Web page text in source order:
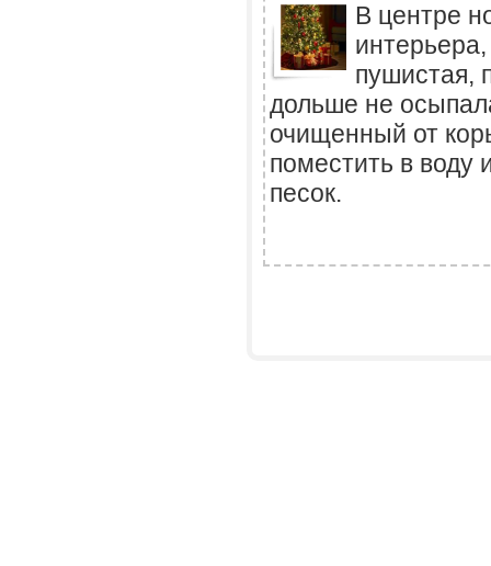
В центре
пушистая,
дольше не
очищенный от
поместить в воду
песок.